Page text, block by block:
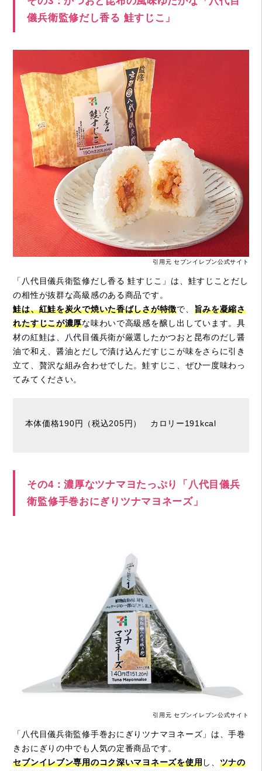
儀兵衛監修だし香る 鮭すじこ」
引用元 セブンイレブン公式サイト
「八代目儀兵衛監修だし香る 鮭すじこ」は、鮭すじことだし
の相性が抜群な高級感のある商品です。
鮭は、紅鮭を炭火で焼いた香ばしさが特徴で、 旨みを凝縮さ
れたすじこが濃厚な味わいで高級感を醸し出しています。具
材の紅鮭は、八代目儀兵衛が厳選したかつおと昆布のだし醤
油で和え、醤油とだしで漬け込んだすじこが味をさらに引き
立て、贅沢な組み合わせでした。鮭すじこ、ぜひ一度味わっ
てみてください。
本体価格190円（税込205円） カロリー191kcal
その4：濃厚なツナマヨたっぷり「八代目儀兵
衛監修手巻おにぎりツナマヨネーズ」
引用元 セブンイレブン公式サイト
「八代目儀兵衛監修手巻おにぎりツナマヨネーズ」は、手巻
きおにぎりの中でも人気の定番商品です。
セブンイレブン専用のコク深いマヨネーズを使用し、 ツナの